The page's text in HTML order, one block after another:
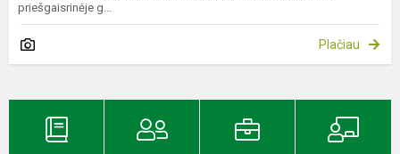
priešgaisrinėje g...
Plačiau